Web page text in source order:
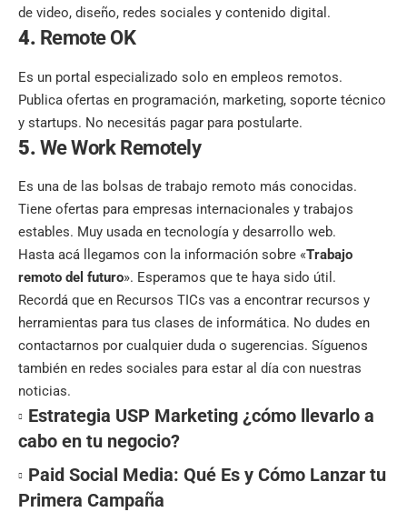
de video, diseño, redes sociales y contenido digital.
4. Remote OK
Es un portal especializado solo en empleos remotos.
Publica ofertas en programación, marketing, soporte técnico
y startups. No necesitás pagar para postularte.
5. We Work Remotely
Es una de las bolsas de trabajo remoto más conocidas.
Tiene ofertas para empresas internacionales y trabajos
estables. Muy usada en tecnología y desarrollo web.
Hasta acá llegamos con la información sobre «Trabajo
remoto del futuro». Esperamos que te haya sido útil.
Recordá que en Recursos TICs vas a encontrar recursos y
herramientas para tus clases de informática. No dudes en
contactarnos por cualquier duda o sugerencias. Síguenos
también en redes sociales para estar al día con nuestras
noticias.
Estrategia USP Marketing ¿cómo llevarlo a
cabo en tu negocio?
Paid Social Media: Qué Es y Cómo Lanzar tu
Primera Campaña